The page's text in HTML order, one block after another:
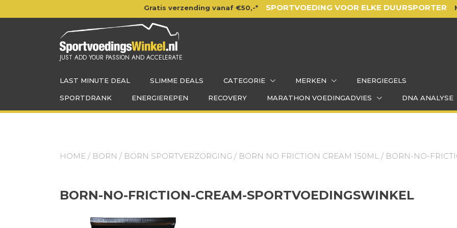
naar
Gratis verzending vanaf €50,-* SPORTVOEDING VOOR ELKE DUURSPORTER
JUST ADD YOUR PASSION AND ACCELERATE
LAST MINUTE DEAL SLIMME DEALS CATEGORIE MERKEN ENERGIEGELS
SPORTDRANK ENERGIEREPEN RECOVERY MARATHON VOEDINGADVIES DNA ANALYSE
HOME / BORN / BORN SPORTVERZORGING / BORN NO FRICTION CREAM 150ML / BORN-NO-
BORN-NO-FRICTION-CREAM-SPORTVOEDINGSWINKEL